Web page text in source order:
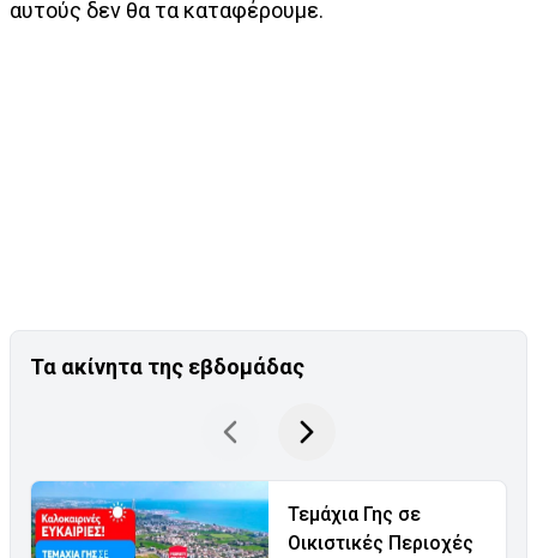
αυτούς δεν θα τα καταφέρουμε.
Τα ακίνητα της εβδομάδας
Τεμάχια Γης σε
Οικιστικές Περιοχές